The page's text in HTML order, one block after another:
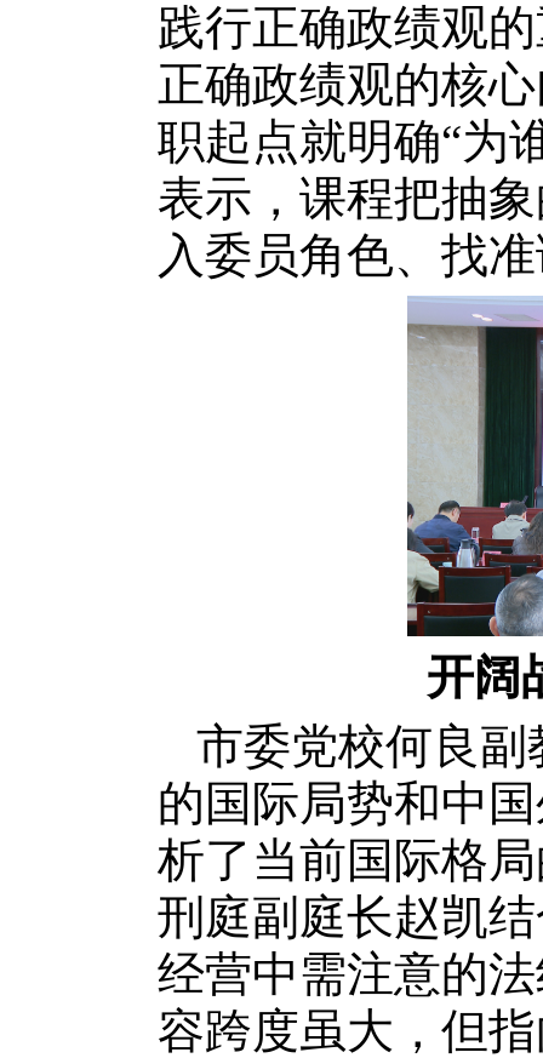
践行正确政绩观
正确政绩观的核
职起点就明确“为
表示，课程把抽
入委员角色、找
开阔
市委党校何良
的国际局势和中
析了当前国际格
刑庭副庭长赵凯
经营中需注意的
容跨度虽大，但